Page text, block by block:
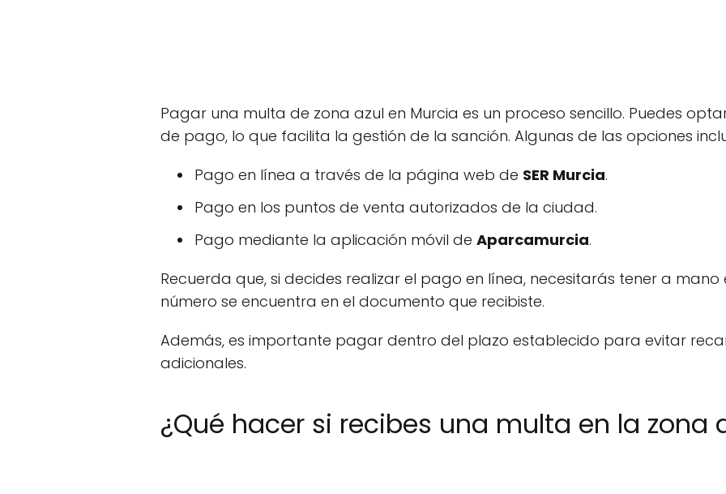
Pagar una multa de zona azul en Murcia es un proceso sencillo. Puedes
de pago, lo que facilita la gestión de la sanción. Algunas de las opciones
Pago en línea a través de la página web de SER Murcia.
Pago en los puntos de venta autorizados de la ciudad.
Pago mediante la aplicación móvil de Aparcamurcia.
Recuerda que, si decides realizar el pago en línea, necesitarás tener a mano
número se encuentra en el documento que recibiste.
Además, es importante pagar dentro del plazo establecido para evitar
adicionales.
¿Qué hacer si recibes una multa en la zona